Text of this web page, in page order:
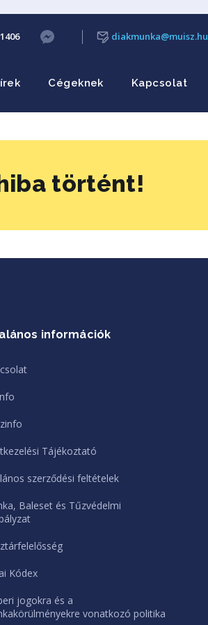
diakmunka@muisz.hu
Cégeknek Kapcsolat
történt!
információk
Tájékoztató
szerződési feltételek
Baleset és Tűzvédelmi
Kódex
jogokra és a
vonatkozó politika